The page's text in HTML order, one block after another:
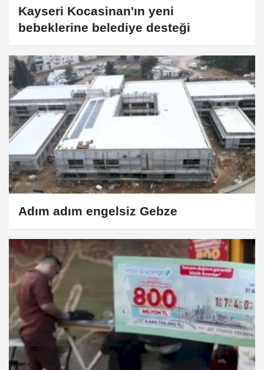
Kayseri Kocasinan'ın yeni
bebeklerine belediye desteği
Adım adım engelsiz Gebze